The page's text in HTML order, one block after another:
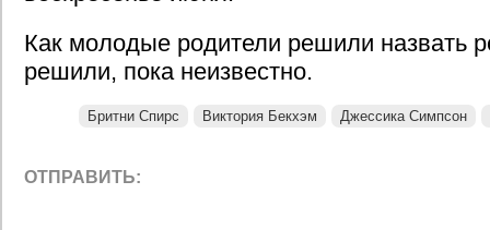
Как молодые родители решили назвать
решили, пока неизвестно.
Бритни Спирс Виктория Бекхэм Джессика Симпсон
ОТПРАВИТЬ: